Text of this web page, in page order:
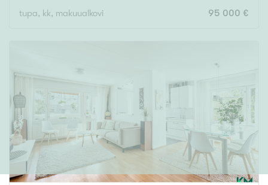
tupa, kk, makuualkovi 95 000 €